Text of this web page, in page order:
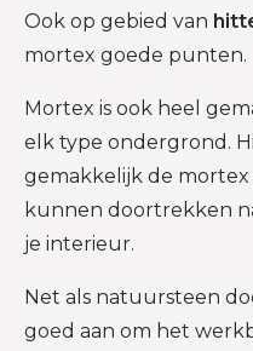
Ook op gebied van
mortex goede punten.
Mortex is ook heel
elk type ondergrond.
gemakkelijk de
kunnen doortrekken
je interieur.
Net als natuursteen
goed aan om het